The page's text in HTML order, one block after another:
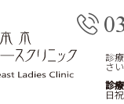
診
さ
診
日